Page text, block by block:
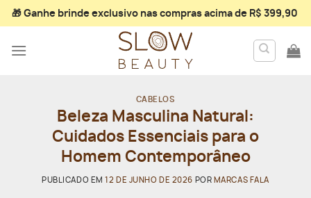
Skip
to
🎁 Ganhe brinde exclusivonas compras acima de R$ 399,90
CABELOS
Beleza Masculina Natural:
Cuidados Essenciais para o
Homem Contemporâneo
PUBLICADO EM12 DE JUNHO DE 2026 POR MARCAS FALA